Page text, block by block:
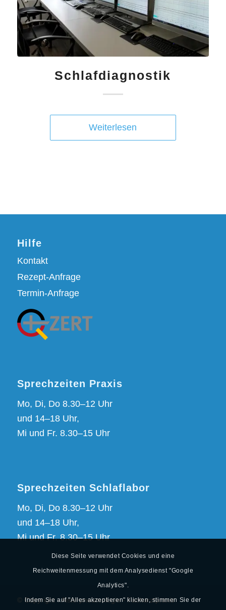
Schlafdiagnostik
Weiterlesen
Hilfe
Kontakt
Rezept-Anfrage
Termin-Anfrage
Sprechzeiten Praxis
Mo, Di, Do 8.30–12 Uhr
und 14–18 Uhr,
Mi und Fr. 8.30–15 Uhr
Sprechzeiten Schlaflabor
Mo, Di, Do 8.30–12 Uhr
und 14–18 Uhr,
Mi und Fr. 8.30–15 Uhr
© Copyright - Alsterpneumologie - Facharztpraxis
Diese Seite verwendet Cookies und eine
Reichweitenmessung mit dem Analysedienst "Google
Analytics".
Indem Sie auf "Alles akzeptieren" klicken, stimmen Sie der